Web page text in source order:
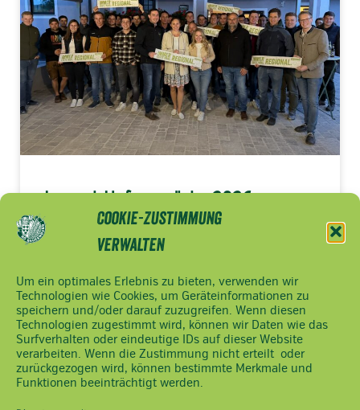
Cookie-Zustimmung
verwalten
Um ein optimales Erlebnis zu bieten, verwenden wir
Technologien wie Cookies, um Geräteinformationen zu
speichern und/oder darauf zuzugreifen. Wenn diesen
Technologien zugestimmt wird, können wir Daten wie das
Surfverhalten oder eindeutige IDs auf dieser Website
verarbeiten. Wenn die Zustimmung nicht erteilt oder
zurückgezogen wird, können bestimmte Merkmale und
Funktionen beeinträchtigt werden.
Jugend-Hofgespräche 2026
> MEHR LESEN
NÖ
Bauernbund
Ferstlergasse
4,
3100 St.
Impressum
Datenschutzerklärung
Cookie Hinweis